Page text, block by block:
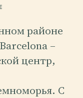
районе
–
центр,
С